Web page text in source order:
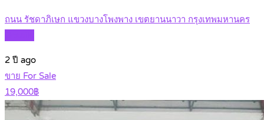
ถนน รัชดาภิเษก แขวงบางโพงพาง เขตยานนาวา กรุงเทพมหานคร
2 ปี ago
ขาย For Sale
19,000฿